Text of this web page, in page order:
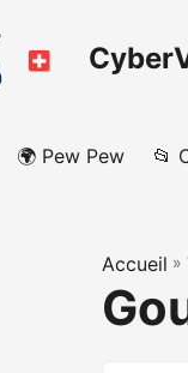
🌍 Pew Pew 📂
Accueil »